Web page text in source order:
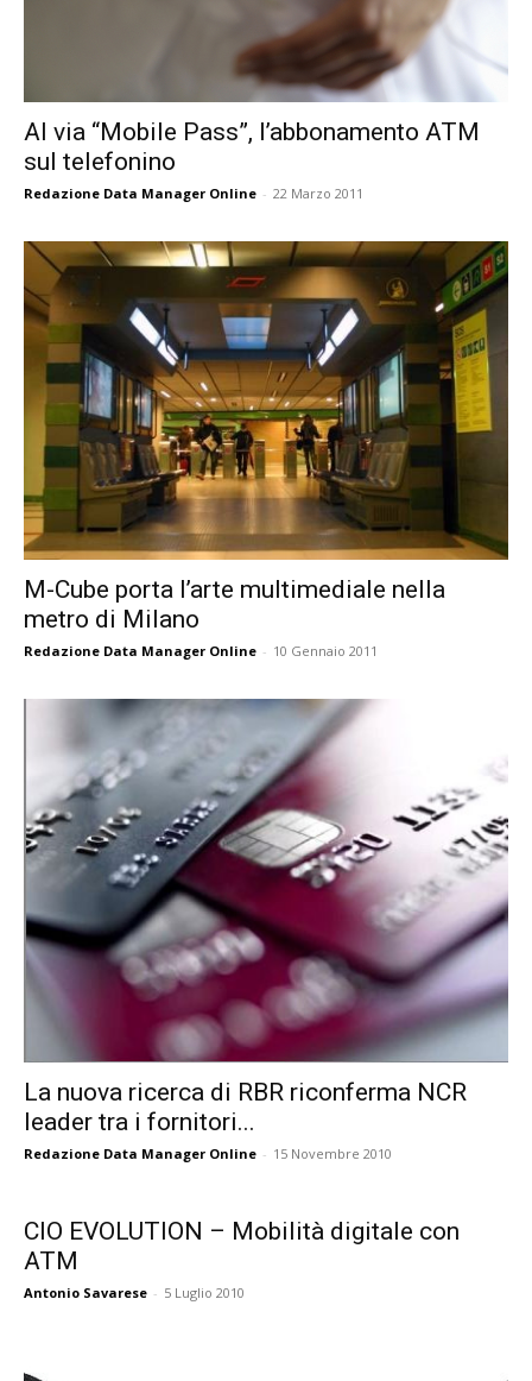
Al via “Mobile Pass”, l’abbonamento ATM
sul telefonino
Redazione Data Manager Online - 22 Marzo 2011
M-Cube porta l’arte multimediale nella
metro di Milano
Redazione Data Manager Online - 10 Gennaio 2011
La nuova ricerca di RBR riconferma NCR
leader tra i fornitori...
Redazione Data Manager Online - 15 Novembre 2010
CIO EVOLUTION – Mobilità digitale con
ATM
Antonio Savarese - 5 Luglio 2010